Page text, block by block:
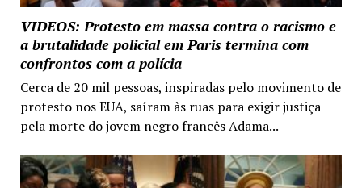
VIDEOS: Protesto em massa contra o racismo e
a brutalidade policial em Paris termina com
confrontos com a polícia
Cerca de 20 mil pessoas, inspiradas pelo movimento de
protesto nos EUA, saíram às ruas para exigir justiça
pela morte do jovem negro francês Adama...